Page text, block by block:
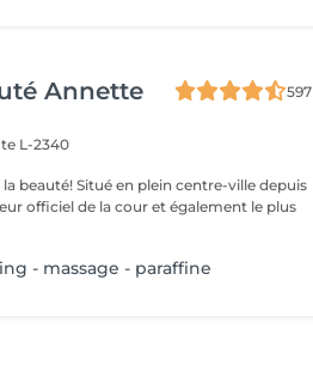
Annette
597
L-2340
centre-ville depuis
officiel de la cour et également le plus
- massage - paraffine